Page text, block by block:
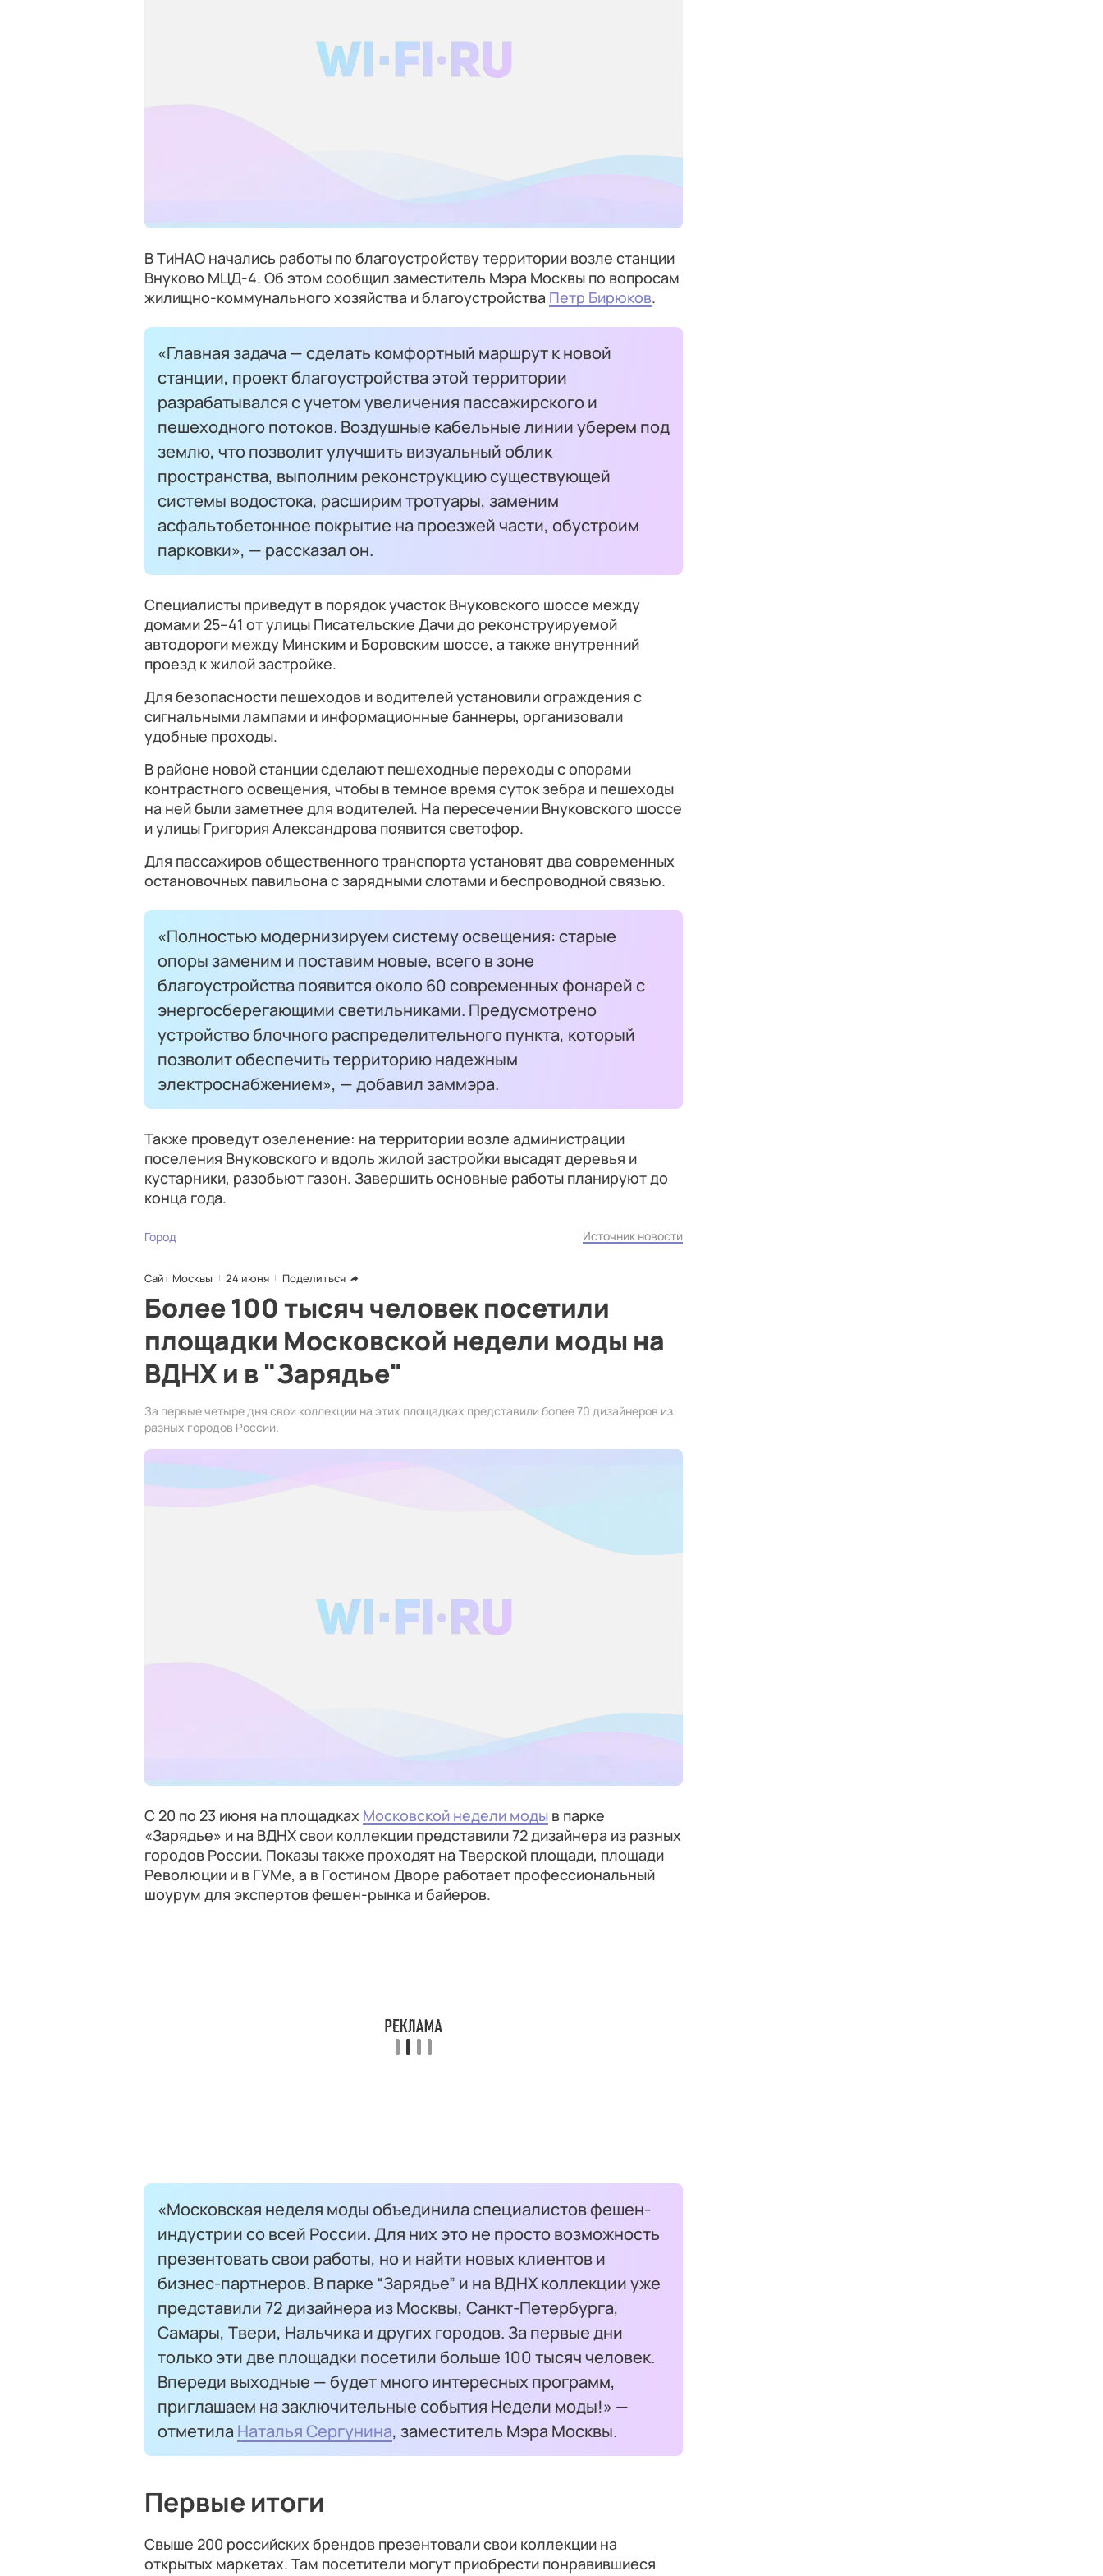
В ТиНАО начались работы по благоустройству территории возле станции
Внуково МЦД-4. Об этом сообщил заместитель Мэра Москвы по вопросам
жилищно-коммунального хозяйства и благоустройства Петр Бирюков.
«Главная задача — сделать комфортный маршрут к новой
станции, проект благоустройства этой территории
разрабатывался с учетом увеличения пассажирского и
пешеходного потоков. Воздушные кабельные линии уберем под
землю, что позволит улучшить визуальный облик
пространства, выполним реконструкцию существующей
системы водостока, расширим тротуары, заменим
асфальтобетонное покрытие на проезжей части, обустроим
парковки», — рассказал он.
Специалисты приведут в порядок участок Внуковского шоссе между
домами 25–41 от улицы Писательские Дачи до реконструируемой
автодороги между Минским и Боровским шоссе, а также внутренний
проезд к жилой застройке.
Для безопасности пешеходов и водителей установили ограждения с
сигнальными лампами и информационные баннеры, организовали
удобные проходы.
В районе новой станции сделают пешеходные переходы с опорами
контрастного освещения, чтобы в темное время суток зебра и пешеходы
на ней были заметнее для водителей. На пересечении Внуковского шоссе
и улицы Григория Александрова появится светофор.
Для пассажиров общественного транспорта установят два современных
остановочных павильона с зарядными слотами и беспроводной связью.
«Полностью модернизируем систему освещения: старые
опоры заменим и поставим новые, всего в зоне
благоустройства появится около 60 современных фонарей с
энергосберегающими светильниками. Предусмотрено
устройство блочного распределительного пункта, который
позволит обеспечить территорию надежным
электроснабжением», — добавил заммэра.
Также проведут озеленение: на территории возле администрации
поселения Внуковского и вдоль жилой застройки высадят деревья и
кустарники, разобьют газон. Завершить основные работы планируют до
конца года.
Город Источник новости
Сайт Москвы 24 июня Поделиться
Более 100 тысяч человек посетили
площадки Московской недели моды на
ВДНХ и в "Зарядье"
За первые четыре дня свои коллекции на этих площадках представили более 70 дизайнеров из
разных городов России.
С 20 по 23 июня на площадках Московской недели моды в парке
«Зарядье» и на ВДНХ свои коллекции представили 72 дизайнера из разных
городов России. Показы также проходят на Тверской площади, площади
Революции и в ГУМе, а в Гостином Дворе работает профессиональный
шоурум для экспертов фешен-рынка и байеров.
«Московская неделя моды объединила специалистов фешен-
индустрии со всей России. Для них это не просто возможность
презентовать свои работы, но и найти новых клиентов и
бизнес-партнеров. В парке “Зарядье” и на ВДНХ коллекции уже
представили 72 дизайнера из Москвы, Санкт-Петербурга,
Самары, Твери, Нальчика и других городов. За первые дни
только эти две площадки посетили больше 100 тысяч человек.
Впереди выходные — будет много интересных программ,
приглашаем на заключительные события Недели моды!» —
отметила Наталья Сергунина, заместитель Мэра Москвы.
Первые итоги
Свыше 200 российских брендов презентовали свои коллекции на
открытых маркетах. Там посетители могут приобрести понравившиеся